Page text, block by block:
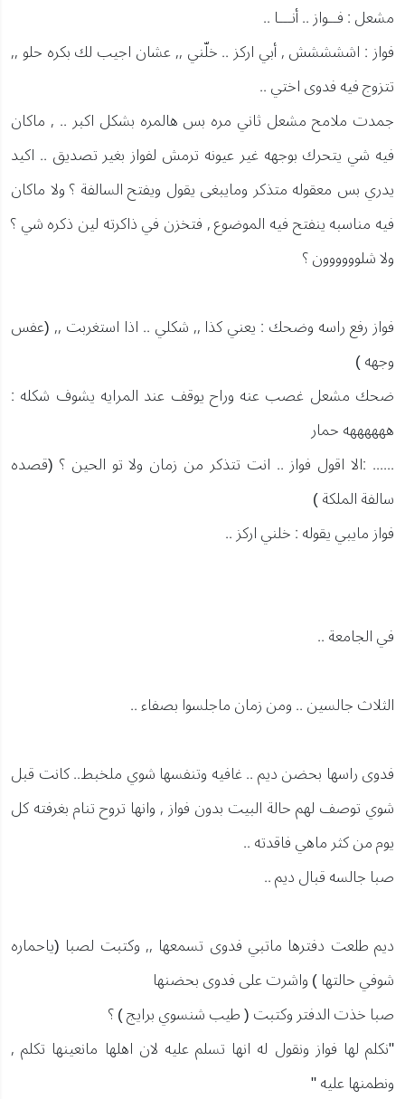
مشعل : فــواز .. أنـــا ..
فواز : اششششش , أبي اركز .. خلّني ,, عشان اجيب لك بكره حلو ,,
تتزوج فيه فدوى اختي ..
جمدت ملامح مشعل ثاني مره بس هالمره بشكل اكبر .. , ماكان
فيه شي يتحرك بوجهه غير عيونه ترمش لفواز بغير تصديق .. اكيد
يدري بس معقوله متذكر ومايبغى يقول ويفتح السالفة ؟ ولا ماكان
فيه مناسبه ينفتح فيه الموضوع , فتخزن في ذاكرته لين ذكره شي ؟
ولا شلوووووون ؟
فواز رفع راسه وضحك : يعني كذا ,, شكلي .. اذا استغربت ,, (عفس
وجهه )
ضحك مشعل غصب عنه وراح يوقف عند المرايه يشوف شكله :
ههههههه حمار
...... :الا اقول فواز .. انت تتذكر من زمان ولا تو الحين ؟ (قصده
سالفة الملكة )
فواز مايبي يقوله : خلني اركز ..
في الجامعة ..
الثلاث جالسين .. ومن زمان ماجلسوا بصفاء ..
فدوى راسها بحضن ديم .. غافيه وتنفسها شوي ملخبط.. كانت قبل
شوي توصف لهم حالة البيت بدون فواز , وانها تروح تنام بغرفته كل
يوم من كثر ماهي فاقدته ..
صبا جالسه قبال ديم ..
ديم طلعت دفترها ماتبي فدوى تسمعها ,, وكتبت لصبا (ياحماره
شوفي حالتها ) واشرت على فدوى بحضنها
صبا خذت الدفتر وكتبت ( طيب شنسوي برايج ) ؟
"نكلم لها فواز ونقول له انها تسلم عليه لان اهلها مانعينها تكلم ,
ونطمنها عليه "